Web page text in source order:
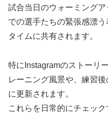
試合当日のウォーミング
での選手たちの緊張感漂
タイムに共有されます。
特にInstagramのストーリ
レーニング風景や、練習
に更新されます。
これらを日常的にチェッ